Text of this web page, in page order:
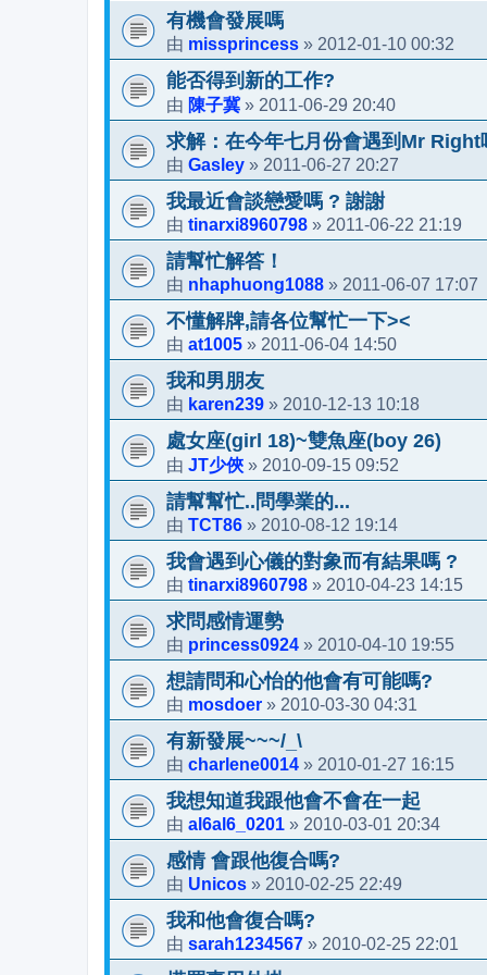
有機會發展嗎
由 missprincess » 2012-01-10 00:32
能否得到新的工作?
由 陳子冀 » 2011-06-29 20:40
求解：在今年七月份會遇到Mr Right
由 Gasley » 2011-06-27 20:27
我最近會談戀愛嗎 ? 謝謝
由 tinarxi8960798 » 2011-06-22 21:19
請幫忙解答！
由 nhaphuong1088 » 2011-06-07 17:07
不懂解牌,請各位幫忙一下><
由 at1005 » 2011-06-04 14:50
我和男朋友
由 karen239 » 2010-12-13 10:18
處女座(girl 18)~雙魚座(boy 26)
由 JT少俠 » 2010-09-15 09:52
請幫幫忙..問學業的...
由 TCT86 » 2010-08-12 19:14
我會遇到心儀的對象而有結果嗎 ?
由 tinarxi8960798 » 2010-04-23 14:15
求問感情運勢
由 princess0924 » 2010-04-10 19:55
想請問和心怡的他會有可能嗎?
由 mosdoer » 2010-03-30 04:31
有新發展~~~/_\
由 charlene0014 » 2010-01-27 16:15
我想知道我跟他會不會在一起
由 al6al6_0201 » 2010-03-01 20:34
感情 會跟他復合嗎?
由 Unicos » 2010-02-25 22:49
我和他會復合嗎?
由 sarah1234567 » 2010-02-25 22:01